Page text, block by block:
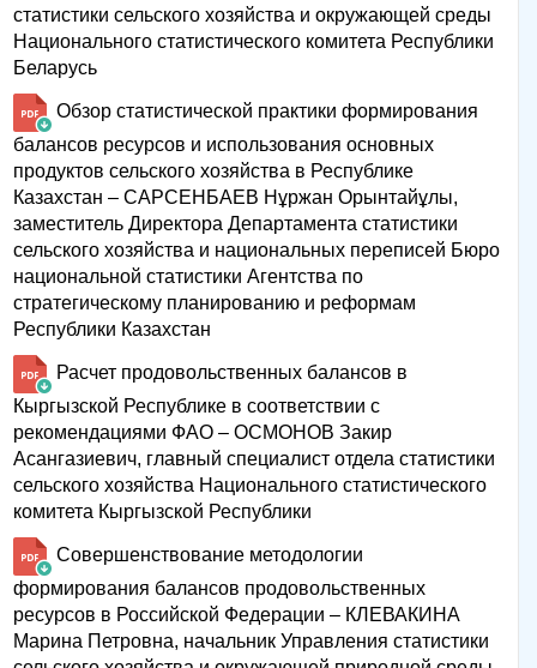
статистики сельского хозяйства и окружающей среды
Национального статистического комитета Республики
Беларусь
Обзор статистической практики формирования
балансов ресурсов и использования основных
продуктов сельского хозяйства в Республике
Казахстан – САРСЕНБАЕВ Нұржан Орынтайұлы,
заместитель Директора Департамента статистики
сельского хозяйства и национальных переписей Бюро
национальной статистики Агентства по
стратегическому планированию и реформам
Республики Казахстан
Расчет продовольственных балансов в
Кыргызской Республике в соответствии с
рекомендациями ФАО – ОСМОНОВ Закир
Асангазиевич, главный специалист отдела статистики
сельского хозяйства Национального статистического
комитета Кыргызской Республики
Совершенствование методологии
формирования балансов продовольственных
ресурсов в Российской Федерации – КЛЕВАКИНА
Марина Петровна, начальник Управления статистики